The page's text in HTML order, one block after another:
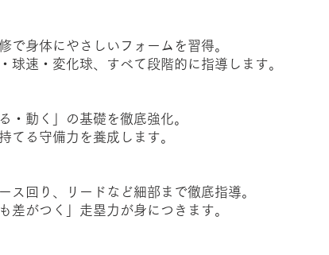
で身体にやさしいフォームを習得。
球速・変化球、すべて段階的に指導します。
・動く」の基礎を徹底強化。
てる守備力を養成します。
ス回り、リードなど細部まで徹底指導。
差がつく」走塁力が身につきます。